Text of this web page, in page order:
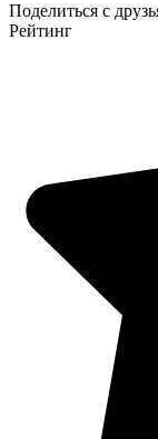
Поделиться с
Рейтинг